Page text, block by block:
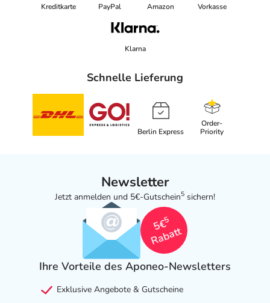
Kreditkarte PayPal Amazon Vorkasse
Klarna
Schnelle Lieferung
Berlin Express
Order-
Priority
Newsletter
Jetzt anmelden und 5€-Gutschein5 sichern!
5€
5
Rabatt
Ihre Vorteile des Aponeo-Newsletters
Exklusive Angebote & Gutscheine